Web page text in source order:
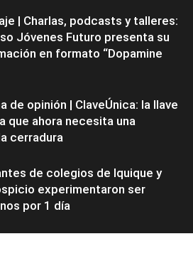
| Charlas, podcasts y talleres:
Jóvenes Futuro presenta su
en formato “Dopamine
de opinión | ClaveÚnica: la llave
que ahora necesita una
cerradura
de colegios de Iquique y
experimentaron ser
por 1 día